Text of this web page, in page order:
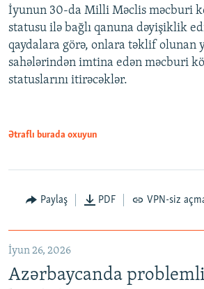
Auto 240p 360p
720p 1080p
İyunun 30-da Milli Məclis məcburi
statusu ilə bağlı qanuna dəyişiklik
qaydalara görə, onlara təklif olunan
sahələrindən imtina edən məcburi
statuslarını itirəcəklər.
Ətraflı burada oxuyun
Paylaş PDF VPN-siz
İyun 26, 2026
Azərbaycanda problemli